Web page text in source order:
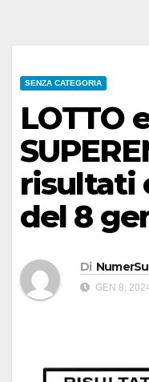
SENZA CATEGORIA
LOTTO
risultati
del 8
Di
GEN 8,